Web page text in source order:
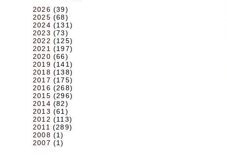
2026 (39)
2025 (68)
2024 (131)
2023 (73)
2022 (125)
2021 (197)
2020 (66)
2019 (141)
2018 (138)
2017 (175)
2016 (268)
2015 (296)
2014 (82)
2013 (61)
2012 (113)
2011 (289)
2008 (1)
2007 (1)